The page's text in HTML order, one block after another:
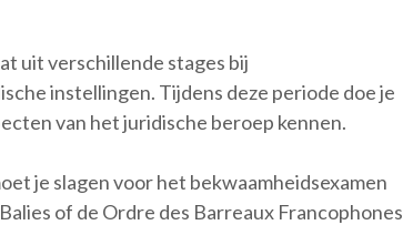
uit verschillende stages bij
instellingen. Tijdens deze periode doe je
van het juridische beroep kennen.
je slagen voor het bekwaamheidsexamen
of de Ordre des Barreaux Francophones